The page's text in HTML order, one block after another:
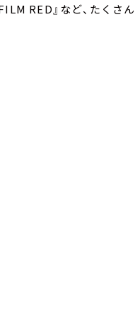
RED』など、たくさん